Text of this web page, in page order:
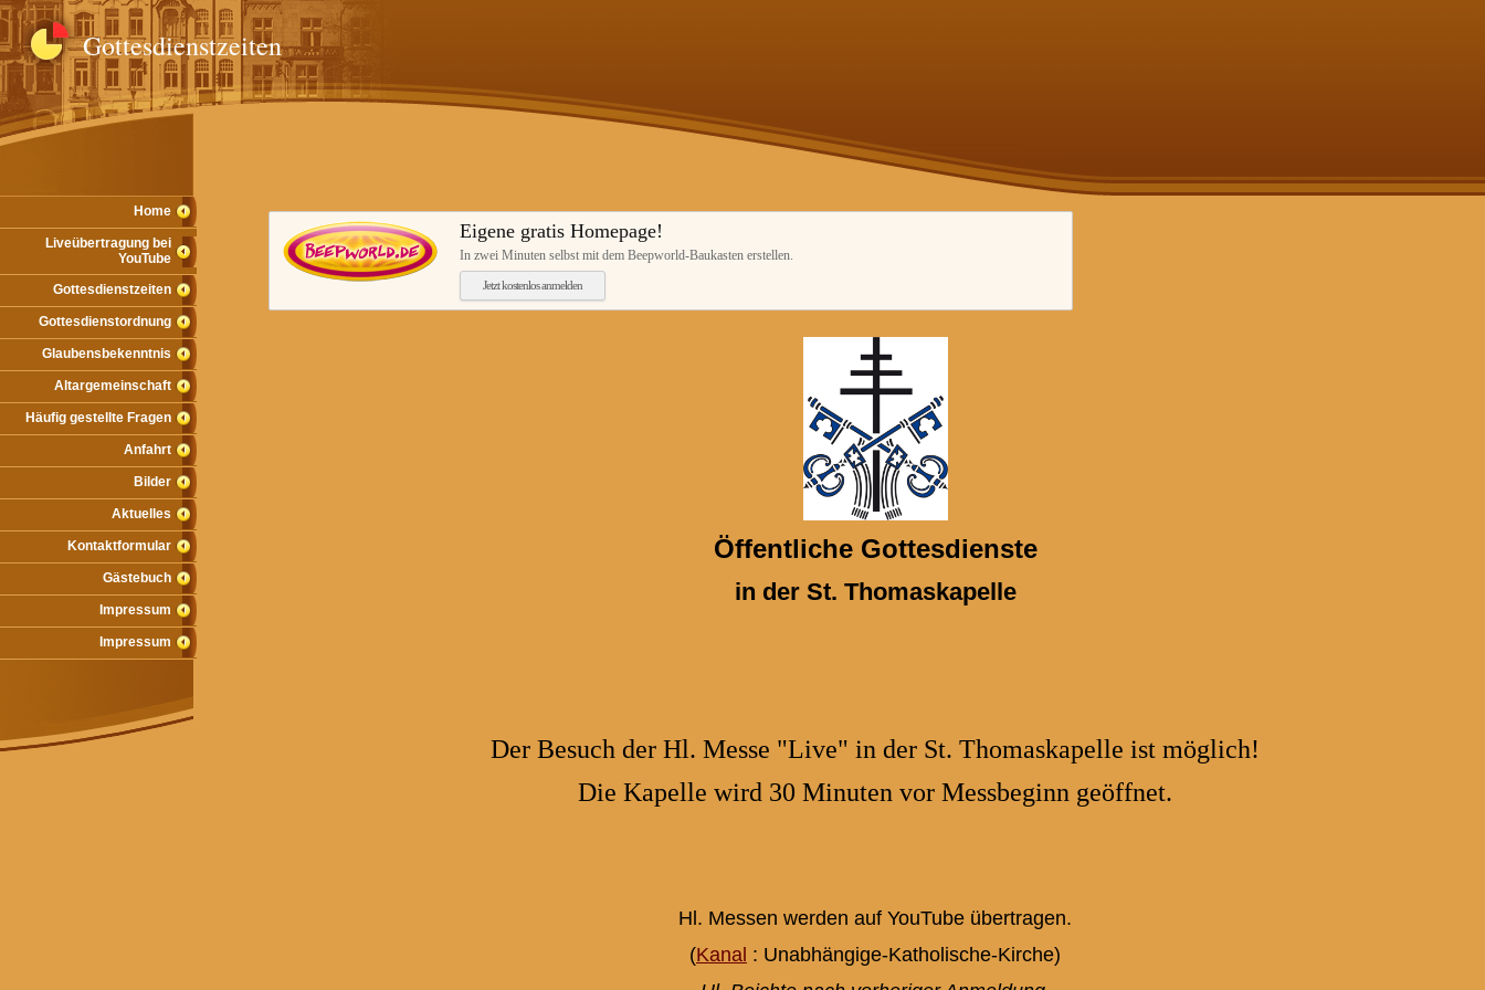
Gottesdienstzeiten
Home
Liveübertragung bei
YouTube
Gottesdienstzeiten
Gottesdienstordnung
Glaubensbekenntnis
Altargemeinschaft
Häufig gestellte Fragen
Anfahrt
Bilder
Aktuelles
Kontaktformular
Gästebuch
Impressum
Impressum
Eigene gratis Homepage!
In zwei Minuten selbst mit dem Beepworld-Baukasten erstellen.
Jetzt kostenlos anmelden
Öffentliche Gottesdienste
in der St. Thomaskapelle
Der Besuch der Hl. Messe "Live" in der St. Thomaskapelle ist möglich!
Die Kapelle wird 30 Minuten vor Messbeginn geöffnet.
Hl. Messen werden auf YouTube übertragen.
(Kanal : Unabhängige-Katholische-Kirche)